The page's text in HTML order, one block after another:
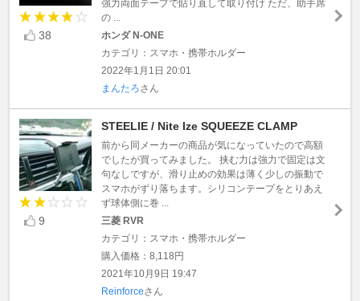
38
強力両面テープで貼り直して取り付け ただ、助手席
の ...
ホンダ N-ONE
カテゴリ：スマホ・携帯ホルダー
2022年1月1日 20:01
まんたろさん
9
STEELIE / Nite Ize SQUEEZE CLAMP
前から同メーカーの商品が気になっていたので高額
でしたが買ってみました。 挟む力は強力で固定は文
句なしですが、滑り止めの効果は薄く少しの振動で
スマホがずり落ちます。シリコンテープをとりあえ
ず球体側に巻 ...
三菱 RVR
カテゴリ：スマホ・携帯ホルダー
購入価格：8,118円
2021年10月9日 19:47
Reinforceさん